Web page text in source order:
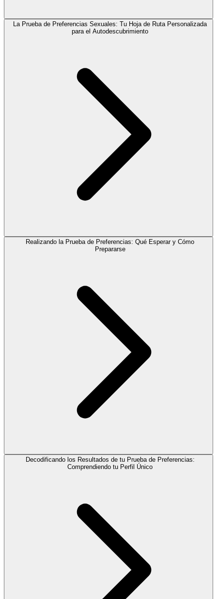
La Prueba de Preferencias Sexuales: Tu Hoja de Ruta Personalizada
para el Autodescubrimiento
Realizando la Prueba de Preferencias: Qué Esperar y Cómo
Prepararse
Decodificando los Resultados de tu Prueba de Preferencias:
Comprendiendo tu Perfil Único